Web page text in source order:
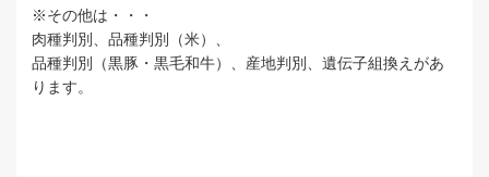
※その他は・・・
肉種判別、品種判別（米）、
品種判別（黒豚・黒毛和牛）、産地判別、遺伝子組換えがあ
ります。